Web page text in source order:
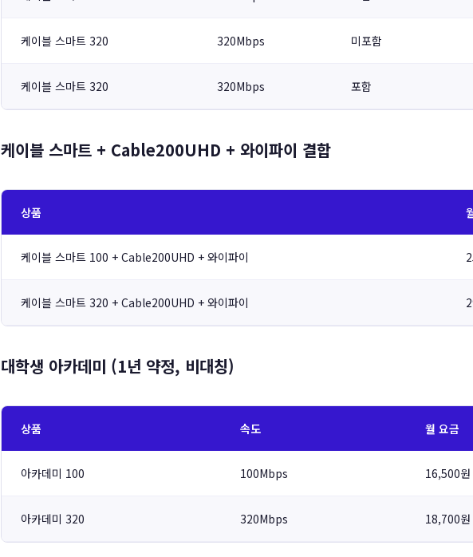
케이블 스마트 320 320Mbps 미포함
케이블 스마트 320 320Mbps 포함
케이블 스마트 + Cable200UHD + 와이파이 결합
상품
케이블 스마트 100 + Cable200UHD + 와이파이
케이블 스마트 320 + Cable200UHD + 와이파이
대학생 아카데미 (1년 약정, 비대칭)
상품 속도 월 요금
아카데미 100 100Mbps 16,500원
아카데미 320 320Mbps 18,700원